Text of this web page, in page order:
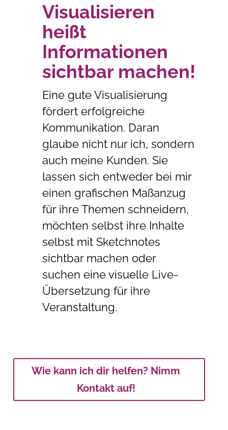
Visualisieren
heißt
Informationen
sichtbar machen!
Eine gute Visualisierung
fördert erfolgreiche
Kommunikation. Daran
glaube nicht nur ich, sondern
auch meine Kunden. Sie
lassen sich entweder bei mir
einen grafischen Maßanzug
für ihre Themen schneidern,
möchten selbst ihre Inhalte
selbst mit Sketchnotes
sichtbar machen oder
suchen eine visuelle Live-
Übersetzung für ihre
Veranstaltung.
Wie kann ich dir helfen? Nimm
Kontakt auf!